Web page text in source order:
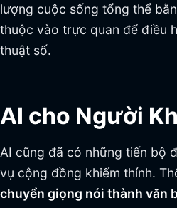
lượng cuộc sống tổng thể
thuộc vào trực quan để điều
thuật số.
AI cho Người
AI cũng đã có những tiến bộ
vụ cộng đồng khiếm thính.
chuyển giọng nói thành văn